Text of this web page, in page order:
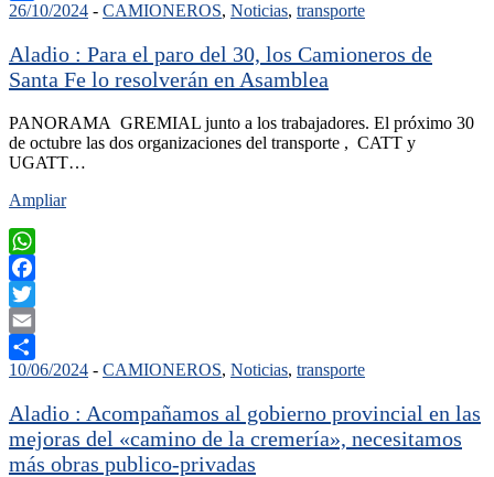
Compartir
26/10/2024 - CAMIONEROS, Noticias, transporte
Aladio : Para el paro del 30, los Camioneros de
Santa Fe lo resolverán en Asamblea
PANORAMA GREMIAL junto a los trabajadores. El próximo 30
de octubre las dos organizaciones del transporte , CATT y
UGATT…
Ampliar
WhatsApp
Facebook
Twitter
Email
Compartir
10/06/2024 - CAMIONEROS, Noticias, transporte
Aladio : Acompañamos al gobierno provincial en las
mejoras del «camino de la cremería», necesitamos
más obras publico-privadas